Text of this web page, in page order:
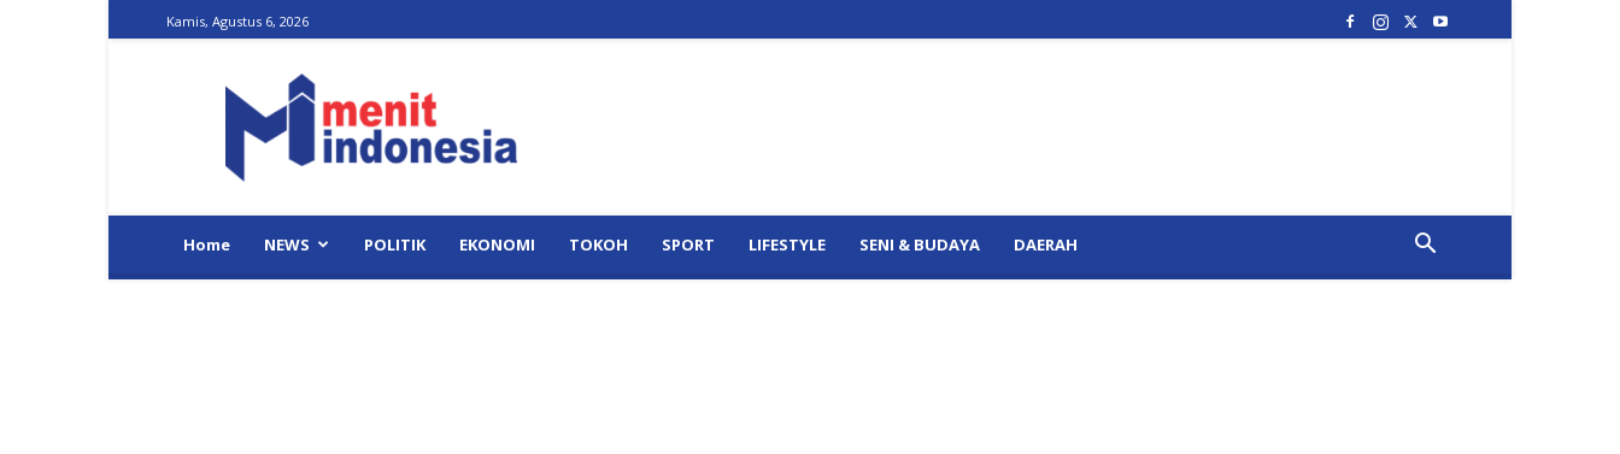
Kamis, Agustus 6, 2026
Indonesia
Home NEWS POLITIK EKONOMI TOKOH SPORT LIFESTYLE SENI & BUDAYA DAERAH